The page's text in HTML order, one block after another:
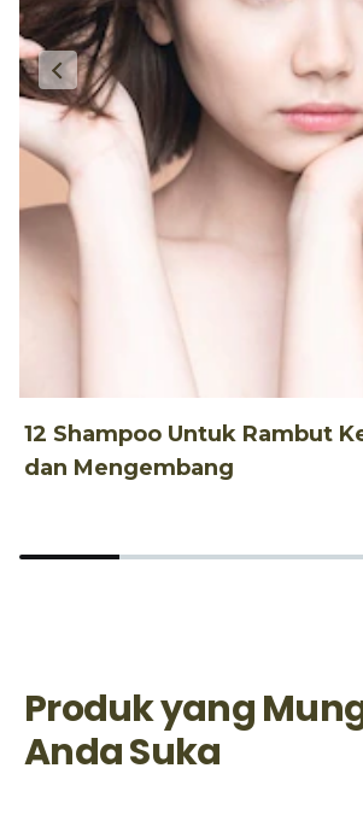
12 Shampoo Untuk Rambut
dan Mengembang
Produk yang
Anda Suka